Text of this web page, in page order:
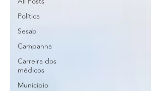
Política
Sesab
Campanha
Carreira dos
médicos
Município